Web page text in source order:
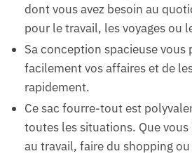
dont vous avez besoin au
pour le travail, les voyages ou
Sa conception spacieuse vous
facilement vos affaires et de
rapidement.
Ce sac fourre-tout est
toutes les situations. Que
au travail, faire du shopping